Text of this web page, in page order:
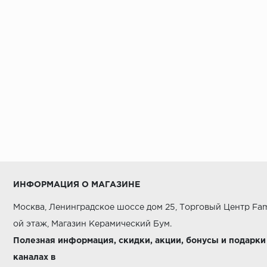
Arcana Ceramica
Argenta
ИНФОРМАЦИЯ О МАГАЗИНЕ
Москва, Ленинградское шоссе дом 25, Торговый Центр
ой этаж, Магазин Керамический Бум.
Полезная информация, скидки, акции, бонусы и
каналах в